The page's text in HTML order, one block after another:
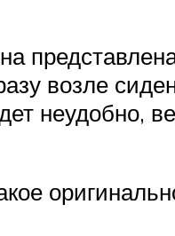
возле
неудобно,